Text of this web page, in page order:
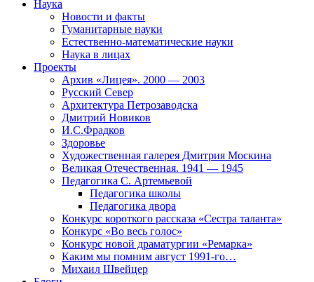
Наука
Новости и факты
Гуманитарные науки
Естественно-математические науки
Наука в лицах
Проекты
Архив «Лицея». 2000 — 2003
Русский Север
Архитектура Петрозаводска
Дмитрий Новиков
И.С.Фрадков
Здоровье
Художественная галерея Дмитрия Москина
Великая Отечественная. 1941 — 1945
Педагогика С. Артемьевой
Педагогика школы
Педагогика двора
Конкурс короткого рассказа «Сестра таланта»
Конкурс «Во весь голос»
Конкурс новой драматургии «Ремарка»
Каким мы помним август 1991-го…
Михаил Швейцер